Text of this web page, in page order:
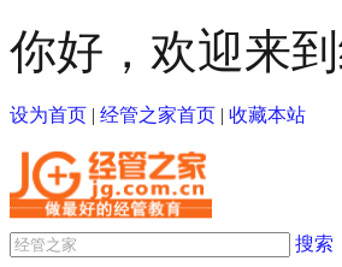
你好，欢迎来
设为首页 | 经管之家首页 | 收藏本站
搜索